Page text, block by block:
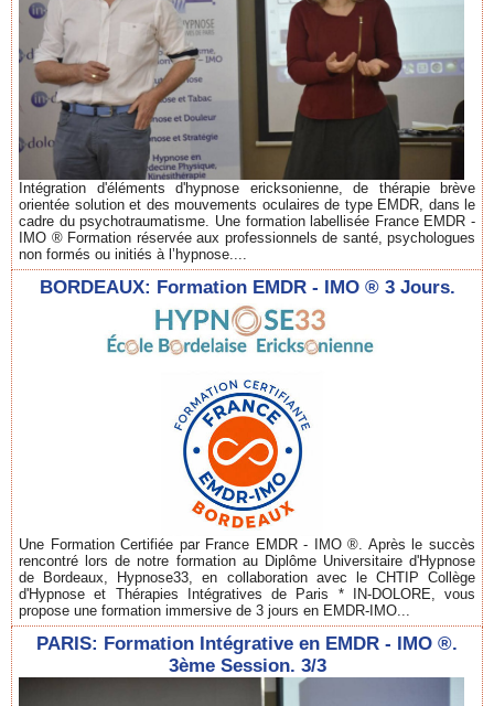
Intégration d'éléments d'hypnose ericksonienne, de thérapie brève
orientée solution et des mouvements oculaires de type EMDR, dans le
cadre du psychotraumatisme. Une formation labellisée France EMDR -
IMO ® Formation réservée aux professionnels de santé, psychologues
non formés ou initiés à l’hypnose....
BORDEAUX: Formation EMDR - IMO ® 3 Jours.
Une Formation Certifiée par France EMDR - IMO ®. Après le succès
rencontré lors de notre formation au Diplôme Universitaire d'Hypnose
de Bordeaux, Hypnose33, en collaboration avec le CHTIP Collège
d'Hypnose et Thérapies Intégratives de Paris * IN-DOLORE, vous
propose une formation immersive de 3 jours en EMDR-IMO...
PARIS: Formation Intégrative en EMDR - IMO ®.
3ème Session. 3/3